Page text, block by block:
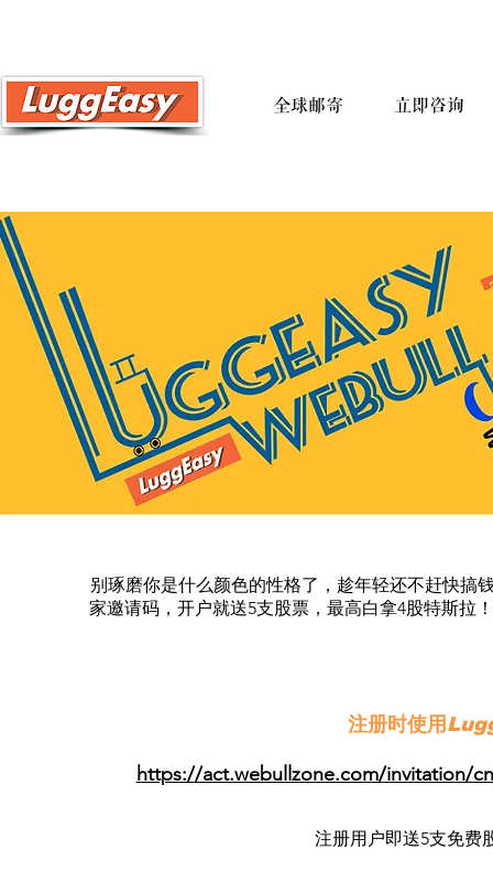
全球邮寄 立即咨询
别琢磨你是什么颜色的性格了，趁年轻还不赶快搞
家邀请码，开户就送5支股票，最高白拿4股特斯拉
注册时使用
https://act.webullzone.com/invitation/
注册用户即送5支免费